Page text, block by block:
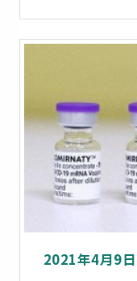
2021年4月9日